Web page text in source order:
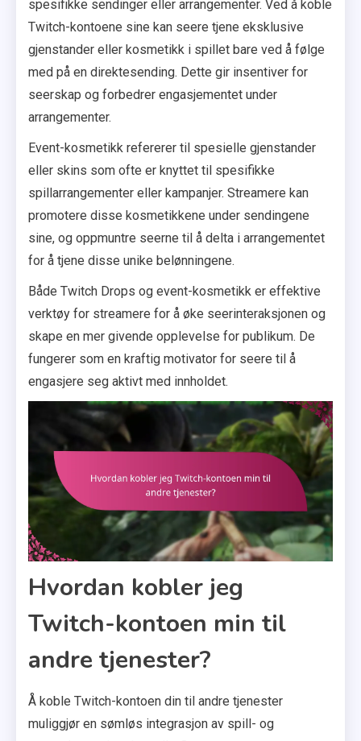
spesifikke sendinger eller arrangementer. Ved å koble
Twitch-kontoene sine kan seere tjene eksklusive
gjenstander eller kosmetikk i spillet bare ved å følge
med på en direktesending. Dette gir insentiver for
seerskap og forbedrer engasjementet under
arrangementer.
Event-kosmetikk refererer til spesielle gjenstander
eller skins som ofte er knyttet til spesifikke
spillarrangementer eller kampanjer. Streamere kan
promotere disse kosmetikkene under sendingene
sine, og oppmuntre seerne til å delta i arrangementet
for å tjene disse unike belønningene.
Både Twitch Drops og event-kosmetikk er effektive
verktøy for streamere for å øke seerinteraksjonen og
skape en mer givende opplevelse for publikum. De
fungerer som en kraftig motivator for seere til å
engasjere seg aktivt med innholdet.
Hvordan kobler jeg
Twitch-kontoen min til
andre tjenester?
Å koble Twitch-kontoen din til andre tjenester
muliggjør en sømløs integrasjon av spill- og